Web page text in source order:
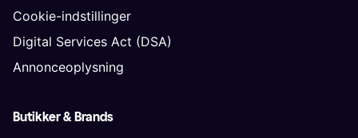
Cookie-indstillinger
Digital Services Act (DSA)
Annonceoplysning
Butikker & Brands